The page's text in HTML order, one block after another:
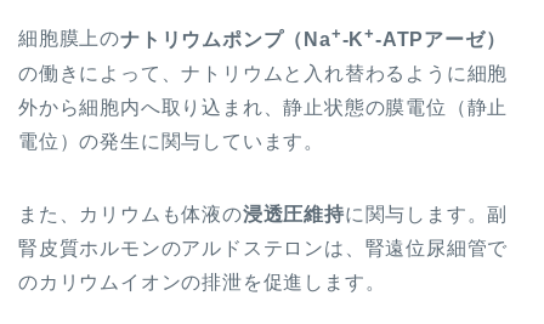
細胞膜上のナトリウムポンプ（Na+-K+-ATPアーゼ）
の働きによって、ナトリウムと入れ替わるように細胞
外から細胞内へ取り込まれ、静止状態の膜電位（静止
電位）の発生に関与しています。
また、カリウムも体液の浸透圧維持に関与します。副
腎皮質ホルモンのアルドステロンは、腎遠位尿細管で
のカリウムイオンの排泄を促進します。